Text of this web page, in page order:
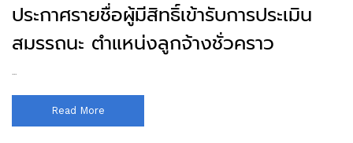
ประกาศรายชื่อผู้มีสิทธิ์เข้ารับการประเมิน
สมรรถนะ ตำแหน่งลูกจ้างชั่วคราว
...
Read More